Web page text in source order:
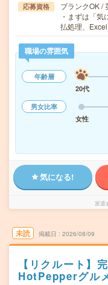
応募資格
ブランクOK /
・まずは「
払処理、
職場の雰囲気
年齢層
20代
男女比率
女性
気になる!
派遣
未読 掲載日 2026/08/09
【リクルート】
HotPepperグル